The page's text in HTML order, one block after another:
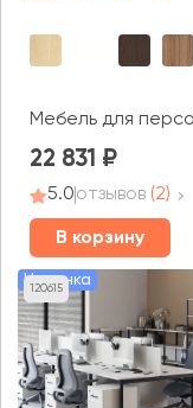
Мебель для
22 831
5.0отзывов (2)
В корзину
120615
Новинка